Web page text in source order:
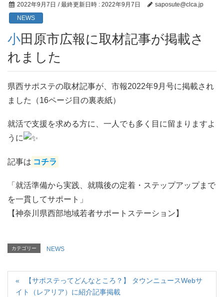
2022年9月7日 / 最終更新日時 : 2022年9月7日
saposute@clca.jp
NEWS
小田原市広報に取材記事が掲載さ
れました
県西サポステの取材記事が、市報2022年9月号に掲載され
ました（16ページ目の裏表紙）
就活で支援を求める方に、一人でも多く目に留まりますよ
うに
記事は コチラ
「就活準備から実践、就職後の定着・ステップアップまで
を一貫してサポート」
【神奈川県西部地域若者サポートステーション】
カテゴリー NEWS
【サポステってどんなところ？】 タウンニュースWebサ
イト（レアリア）に紹介記事掲載